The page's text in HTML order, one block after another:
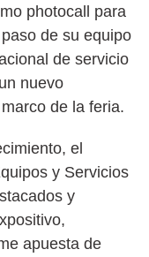
photocall para
de su equipo
de servicio
nuevo
de la feria.
el
y Servicios
y
apuesta de